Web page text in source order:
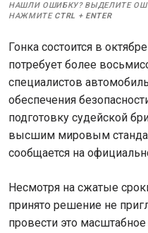
НАШЛИ ОШИБКУ? ВЫДЕЛИТЕ
НАЖМИТЕ CTRL + ENTER
Гонка состоится в
потребует более
специалистов
обеспечения
подготовку судейской
высшим мировым
сообщается на
Несмотря на сжатые
принято решение не
провести это